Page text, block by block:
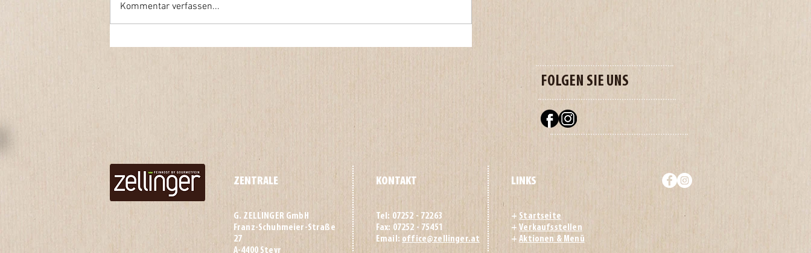
Kommentar verfassen...
FOLGEN SIE UNS
ZENTRALE
G. ZELLINGER GmbH
Franz-Schuhmeier-Straße
27
A-4400 Steyr
KONTAKT
Tel: 07252 - 72263
Fax: 07252 - 75451
Email: office@zellinger.at
LINKS
+ Startseite
+Verkaufsstellen
+Aktionen & Menü